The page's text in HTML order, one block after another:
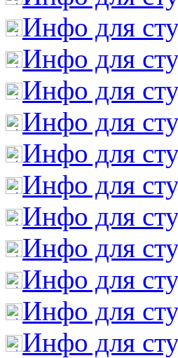
Инфо для
Инфо для
Инфо для
Инфо для
Инфо для
Инфо для
Инфо для
Инфо для
Инфо для
Инфо для
Инфо для